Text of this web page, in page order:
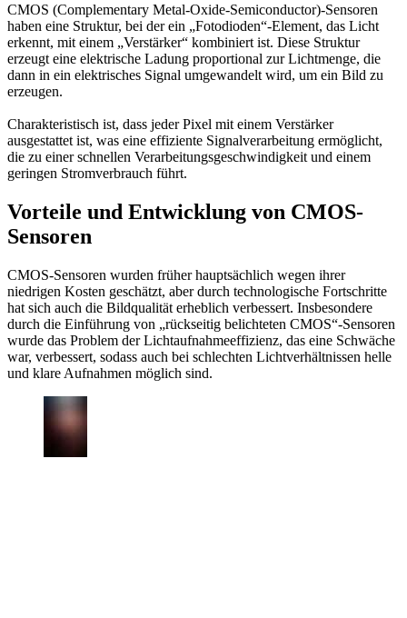
CMOS (Complementary Metal-Oxide-Semiconductor)-Sensoren
haben eine Struktur, bei der ein „Fotodioden“-Element, das Licht
erkennt, mit einem „Verstärker“ kombiniert ist. Diese Struktur
erzeugt eine elektrische Ladung proportional zur Lichtmenge, die
dann in ein elektrisches Signal umgewandelt wird, um ein Bild zu
erzeugen.
Charakteristisch ist, dass jeder Pixel mit einem Verstärker
ausgestattet ist, was eine effiziente Signalverarbeitung ermöglicht,
die zu einer schnellen Verarbeitungsgeschwindigkeit und einem
geringen Stromverbrauch führt.
Vorteile und Entwicklung von CMOS-
Sensoren
CMOS-Sensoren wurden früher hauptsächlich wegen ihrer
niedrigen Kosten geschätzt, aber durch technologische Fortschritte
hat sich auch die Bildqualität erheblich verbessert. Insbesondere
durch die Einführung von „rückseitig belichteten CMOS“-Sensoren
wurde das Problem der Lichtaufnahmeeffizienz, das eine Schwäche
war, verbessert, sodass auch bei schlechten Lichtverhältnissen helle
und klare Aufnahmen möglich sind.